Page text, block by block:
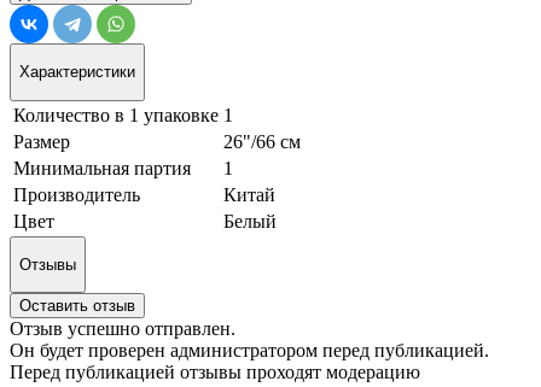
Характеристики
Количество в 1 упаковке 1
Размер
26"/66 см
Минимальная партия
1
Производитель
Китай
Цвет
Белый
Отзывы
Оставить отзыв
Отзыв успешно отправлен.
Он будет проверен администратором перед публикацией.
Перед публикацией отзывы проходят модерацию